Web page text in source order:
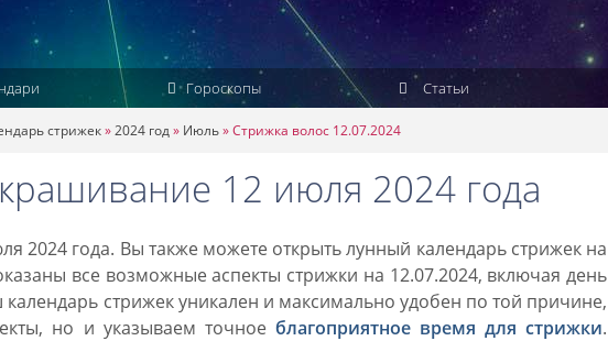
Гороскопы Статьи
стрижек»2024 год» Июль»Стрижка волос 12.07.2024
12 июля 2024 года
2024 года. Вы также можете открыть лунный календарь стрижек на
все возможные аспекты стрижки на 12.07.2024, включая день
стрижек уникален и максимально удобен по той причине,
но и указываем точное благоприятное время для стрижки.